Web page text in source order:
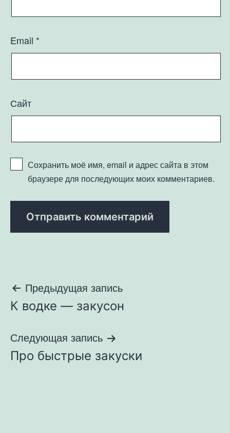
Email *
Сайт
Сохранить моё имя, email и адрес сайта в этом
браузере для последующих моих комментариев.
Навигация
по
записям
Предыдущая запись
К водке — закусон
Следующая запись
Про быстрые закуски